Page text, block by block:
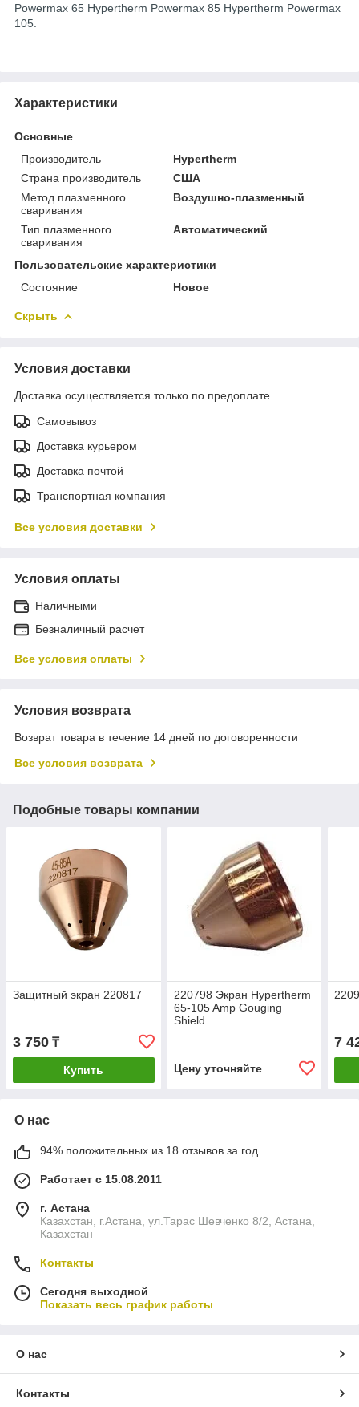
Powermax 65 Hypertherm Powermax 85 Hypertherm Powermax
105.
Характеристики
Основные
Производитель
Hypertherm
Страна производитель
США
Метод плазменного
сваривания
Воздушно-плазменный
Тип плазменного
сваривания
Автоматический
Пользовательские характеристики
Состояние
Новое
Скрыть
Условия доставки
Доставка осуществляется только по предоплате.
Самовывоз
Доставка курьером
Доставка почтой
Транспортная компания
Все условия доставки
Условия оплаты
Наличными
Безналичный расчет
Все условия оплаты
Условия возврата
Возврат товара в течение 14 дней по договоренности
Все условия возврата
Подобные товары компании
Защитный экран 220817
3 750 ₸
Купить
220798 Экран Hypertherm
65-105 Amp Gouging
Shield
Цену уточняйте
7
О нас
94% положительных из 18 отзывов за год
Работает с 15.08.2011
г. Астана
Казахстан, г.Астана, ул.Тарас Шевченко 8/2, Астана,
Казахстан
Контакты
Сегодня выходной
Показать весь график работы
О нас
Контакты